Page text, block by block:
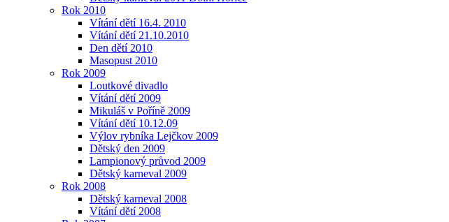
Rok 2010
Vítání dětí 16.4. 2010
Vítání dětí 21.10.2010
Den dětí 2010
Masopust 2010
Rok 2009
Loutkové divadlo
Vítání dětí 2009
Mikuláš v Poříně 2009
Vítání dětí 10.12.09
Výlov rybníka Lejčkov 2009
Dětský den 2009
Lampionový průvod 2009
Dětský karneval 2009
Rok 2008
Dětský karneval 2008
Vítání dětí 2008